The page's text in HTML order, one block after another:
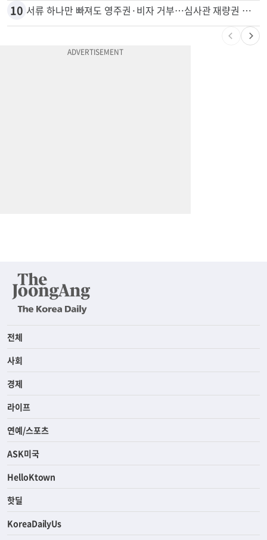
10 서류 하나만 빠져도 영주권·비자 거부…심사관 재량권 대폭 확대
전체
사회
경제
라이프
연예/스포츠
ASK미국
HelloKtown
핫딜
KoreaDailyUs